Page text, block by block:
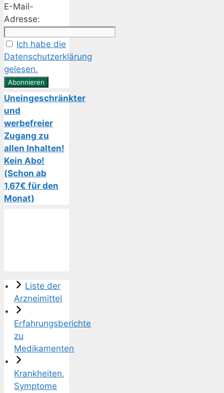
E-Mail-
Adresse:
Ich habe die
Datenschutzerklärung
gelesen.
Uneingeschränkter
und
werbefreier
Zugang zu
allen Inhalten!
Kein Abo!
(Schon ab
1,67€ für den
Monat)
Liste der
Arzneimittel
Erfahrungsberichte
zu
Medikamenten
Krankheiten,
Symptome